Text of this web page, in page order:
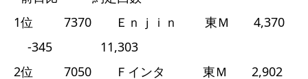
1位 7370 Ｅｎｊｉｎ 東Ｍ 4,370
-345 11,303
2位 7050 Ｆインタ 東Ｍ 2,902